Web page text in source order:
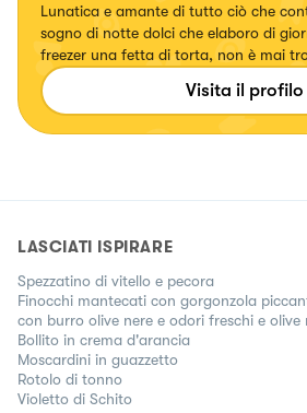
Lunatica e amante di tutto ciò che
sogno di notte dolci che elaboro di
freezer una fetta di torta, non è mai
Visita il profilo
LASCIATI ISPIRARE
Spezzatino di vitello e pecora
Finocchi mantecati con gorgonzola
con burro olive nere e odori freschi e olive
Bollito in crema d'arancia
Moscardini in guazzetto
Rotolo di tonno
Violetto di Schito